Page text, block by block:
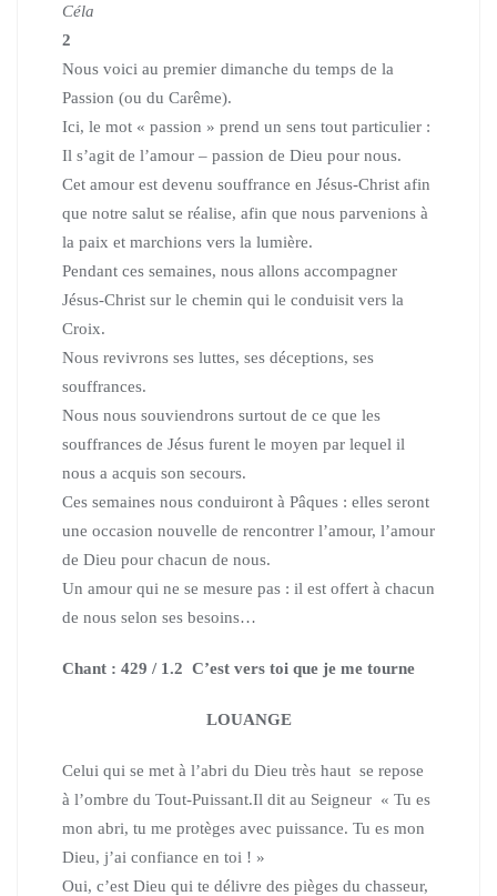
Céla
2
Nous voici au premier dimanche du temps de la
Passion (ou du Carême).
Ici, le mot « passion » prend un sens tout particulier :
Il s’agit de l’amour – passion de Dieu pour nous.
Cet amour est devenu souffrance en Jésus-Christ afin
que notre salut se réalise, afin que nous parvenions à
la paix et marchions vers la lumière.
Pendant ces semaines, nous allons accompagner
Jésus-Christ sur le chemin qui le conduisit vers la
Croix.
Nous revivrons ses luttes, ses déceptions, ses
souffrances.
Nous nous souviendrons surtout de ce que les
souffrances de Jésus furent le moyen par lequel il
nous a acquis son secours.
Ces semaines nous conduiront à Pâques : elles seront
une occasion nouvelle de rencontrer l’amour, l’amour
de Dieu pour chacun de nous.
Un amour qui ne se mesure pas : il est offert à chacun
de nous selon ses besoins…
Chant : 429 / 1.2 C’est vers toi que je me tourne
LOUANGE
Celui qui se met à l’abri du Dieu très haut se repose
à l’ombre du Tout-Puissant.Il dit au Seigneur « Tu es
mon abri, tu me protèges avec puissance. Tu es mon
Dieu, j’ai confiance en toi ! »
Oui, c’est Dieu qui te délivre des pièges du chasseur,